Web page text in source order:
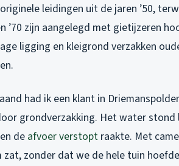
leidingen uit de jaren ’50,
’70 zijn aangelegd met gietijzeren
ligging en kleigrond verzakken
had ik een klant in
grondverzakking. Het water
de afvoer verstopt raakte. Met
zat, zonder dat we de hele tuin